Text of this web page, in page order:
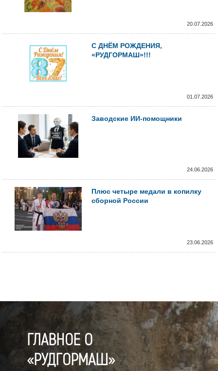
20.07.2026
С ДНЁМ РОЖДЕНИЯ,
«РУДГОРМАШ»!!!
01.07.2026
Заводские ИИ-помощники
24.06.2026
Плюс четыре медали в копилку
сборной России
23.06.2026
ГЛАВНОЕ О
«РУДГОРМАШ»